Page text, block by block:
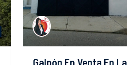
Galpón En Venta En